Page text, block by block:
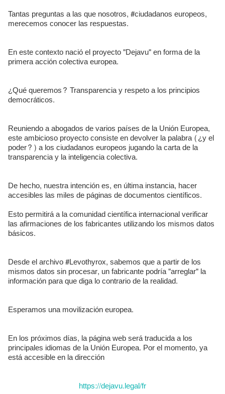
Tantas preguntas a las que nosotros, #ciudadanos europeos,
merecemos conocer las respuestas.
En este contexto nació el proyecto "Dejavu" en forma de la
primera acción colectiva europea.
¿Qué queremos? Transparencia y respeto a los principios
democráticos.
Reuniendo a abogados de varios países de la Unión Europea,
este ambicioso proyecto consiste en devolver la palabra (¿y el
poder?) a los ciudadanos europeos jugando la carta de la
transparencia y la inteligencia colectiva.
De hecho, nuestra intención es, en última instancia, hacer
accesibles las miles de páginas de documentos científicos.
Esto permitirá a la comunidad científica internacional verificar
las afirmaciones de los fabricantes utilizando los mismos datos
básicos.
Desde el archivo #Levothyrox, sabemos que a partir de los
mismos datos sin procesar, un fabricante podría "arreglar" la
información para que diga lo contrario de la realidad.
Esperamos una movilización europea.
En los próximos días, la página web será traducida a los
principales idiomas de la Unión Europea. Por el momento, ya
está accesible en la dirección
https://dejavu.legal/fr